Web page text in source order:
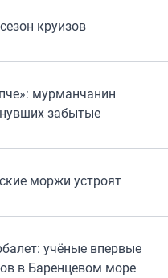
круизов
мурманчанин
забытые
моржи устроят
учёные впервые
в Баренцевом море